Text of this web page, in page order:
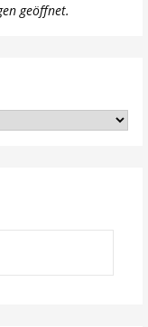
geöffnet.